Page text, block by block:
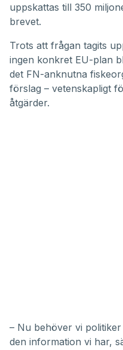
uppskattas till 350
brevet.
Trots att frågan tagits
ingen konkret EU-plan
det FN-anknutna
förslag – vetenskapligt
åtgärder.
– Nu behöver vi
den information vi har,